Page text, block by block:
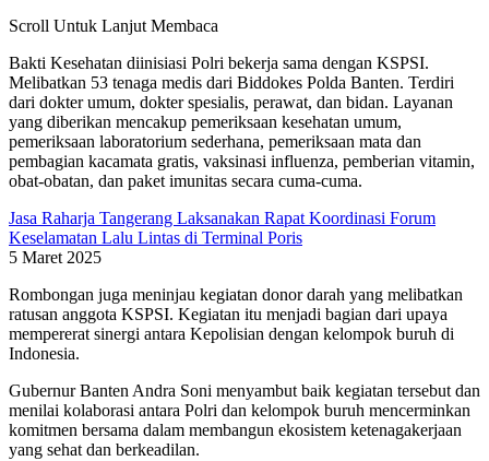
Scroll Untuk Lanjut Membaca
Bakti Kesehatan diinisiasi Polri bekerja sama dengan KSPSI.
Melibatkan 53 tenaga medis dari Biddokes Polda Banten. Terdiri
dari dokter umum, dokter spesialis, perawat, dan bidan. Layanan
yang diberikan mencakup pemeriksaan kesehatan umum,
pemeriksaan laboratorium sederhana, pemeriksaan mata dan
pembagian kacamata gratis, vaksinasi influenza, pemberian vitamin,
obat-obatan, dan paket imunitas secara cuma-cuma.
Jasa Raharja Tangerang Laksanakan Rapat Koordinasi Forum
Keselamatan Lalu Lintas di Terminal Poris
5 Maret 2025
Rombongan juga meninjau kegiatan donor darah yang melibatkan
ratusan anggota KSPSI. Kegiatan itu menjadi bagian dari upaya
mempererat sinergi antara Kepolisian dengan kelompok buruh di
Indonesia.
Gubernur Banten Andra Soni menyambut baik kegiatan tersebut dan
menilai kolaborasi antara Polri dan kelompok buruh mencerminkan
komitmen bersama dalam membangun ekosistem ketenagakerjaan
yang sehat dan berkeadilan.